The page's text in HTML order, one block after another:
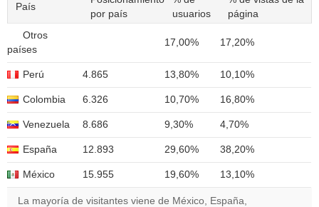
País
por país
usuarios
página
Otros
países
17,00% 17,20%
Perú 4.865 13,80% 10,10%
Colombia 6.326 10,70% 16,80%
Venezuela 8.686 9,30% 4,70%
España 12.893 29,60% 38,20%
México 15.955 19,60% 13,10%
La mayoría de visitantes viene de México, España,